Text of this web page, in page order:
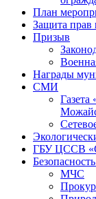
План
Защита прав
Призыв
Награды
СМИ
Газета
ГБУ ЦССВ
МЧС